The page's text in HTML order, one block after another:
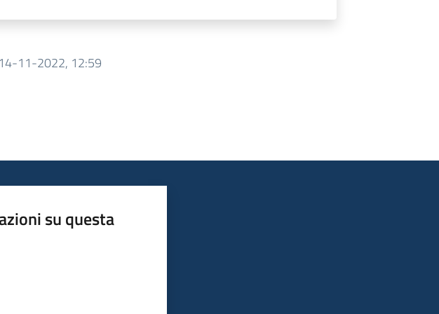
14-11-2022, 12:59
su questa